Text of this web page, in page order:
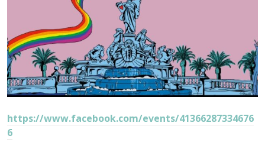
https://www.facebook.com/events/41366287334676
6